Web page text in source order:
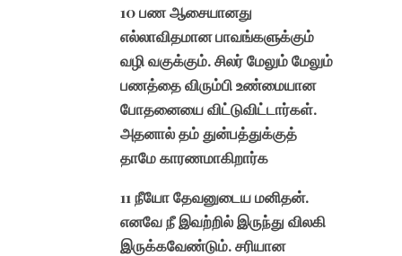
10 பண ஆசையானது
எல்லாவிதமான பாவங்களுக்கும்
வழி வகுக்கும். சிலர் மேலும் மேலும்
பணத்தை விரும்பி உண்மையான
போதனையை விட்டுவிட்டார்கள்.
அதனால் தம் துன்பத்துக்குத்
தாமே காரணமாகிறார்க
11 நீயோ தேவனுடைய மனிதன்.
எனவே நீ இவற்றில் இருந்து விலகி
இருக்கவேண்டும். சரியான